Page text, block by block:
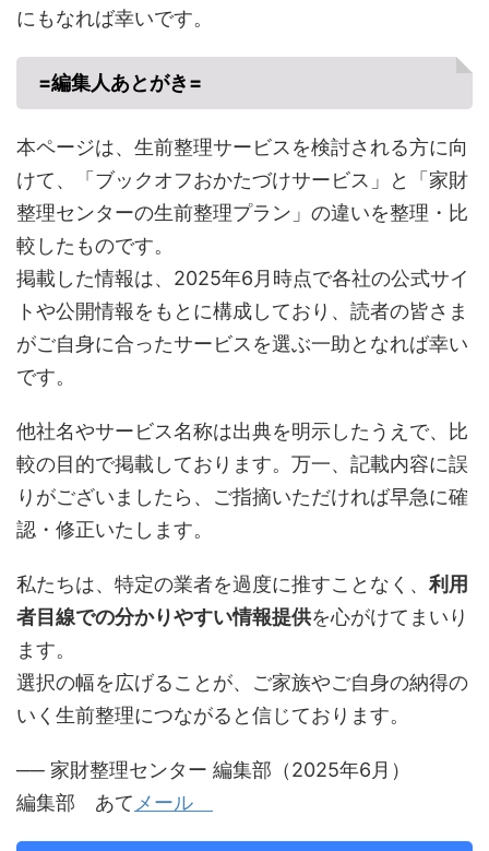
にもなれば幸いです。
=編集人あとがき=
本ページは、生前整理サービスを検討される方に向
けて、「ブックオフおかたづけサービス」と「家財
整理センターの生前整理プラン」の違いを整理・比
較したものです。
掲載した情報は、2025年6月時点で各社の公式サイ
トや公開情報をもとに構成しており、読者の皆さま
がご自身に合ったサービスを選ぶ一助となれば幸い
です。
他社名やサービス名称は出典を明示したうえで、比
較の目的で掲載しております。万一、記載内容に誤
りがございましたら、ご指摘いただければ早急に確
認・修正いたします。
私たちは、特定の業者を過度に推すことなく、 利用
者目線での分かりやすい情報提供を心がけてまいり
ます。
選択の幅を広げることが、ご家族やご自身の納得の
いく生前整理につながると信じております。
── 家財整理センター 編集部（2025年6月）
編集部 あて メール